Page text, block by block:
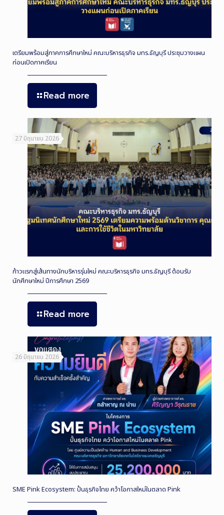
เตรียมพร้อมสู่ภาคการศึกษาใหม่ คณะบริหารธุรกิจ มทร.ธัญบุรี ประชุมวางแผน
ก่อนเปิดภาคเรียน
Read more
27 มิถุนายน 2026
ก้าวแรกสู่เส้นทางนักบริหารรุ่นใหม่ คณะบริหารธุรกิจ มทร.ธัญบุรี ต้อนรับ
นักศึกษาใหม่ ปีการศึกษา 2569
Read more
26 มิถุนายน 2026
SME Pink Ecosystem: ปั้นธุรกิจไทย คว้าโอกาสใหม่ในตลาด Pink